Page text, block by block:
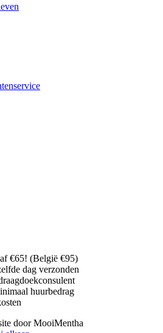
€65! (België €95)
dag verzonden
huurbedrag
door MooiMentha